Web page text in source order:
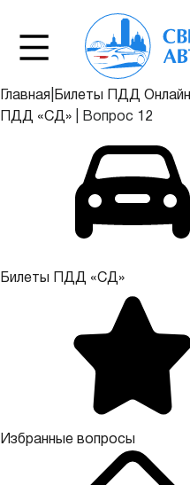
Главная Билеты ПДД Онлайн
ПДД «СД»
Вопрос 12
Билеты ПДД «СД»
Избранные вопросы